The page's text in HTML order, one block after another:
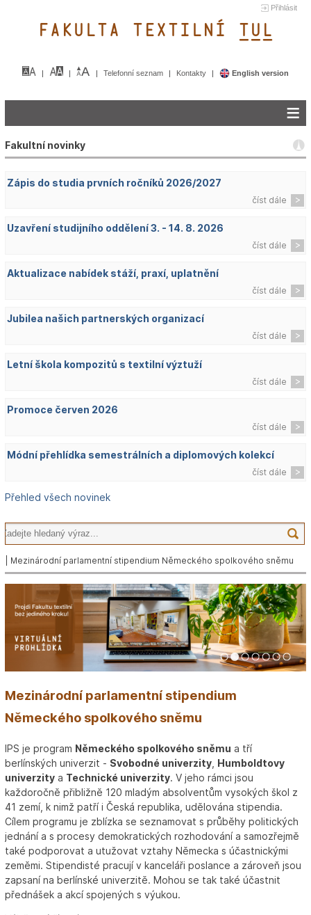
Přihlásit
FAKULTA TEXTILNÍ TUL&
Telefonní seznam Kontakty English version
Fakultní novinky
Zápis do studia prvních ročníků 2026/2027
číst dále
Uzavření studijního oddělení 3. - 14. 8. 2026
číst dále
Aktualizace nabídek stáží, praxí, uplatnění
číst dále
Jubilea našich partnerských organizací
číst dále
Letní škola kompozitů s textilní výztuží
číst dále
Promoce červen 2026
číst dále
Módní přehlídka semestrálních a diplomových kolekcí
číst dále
Přehled všech novinek
| Mezinárodní parlamentní stipendium Německého spolkového sněmu
1 2 3 4 5 6 7
Mezinárodní parlamentní stipendium
Německého spolkového sněmu
IPS je program Německého spolkového sněmu a tří
berlínských univerzit - Svobodné univerzity, Humboldtovy
univerzitya Technické univerzity. V jeho rámci jsou
každoročně přibližně 120 mladým absolventům vysokých škol z
41 zemí, k nimž patří i Česká republika, udělována stipendia.
Cílem programu je zblízka se seznamovat s průběhy politických
jednání a s procesy demokratických rozhodování a samozřejmě
také podporovat a utužovat vztahy Německa s účastnickými
zeměmi. Stipendisté pracují v kanceláři poslance a zároveň jsou
zapsaní na berlínské univerzitě. Mohou se tak také účastnit
přednášek a akcí spojených s výukou.